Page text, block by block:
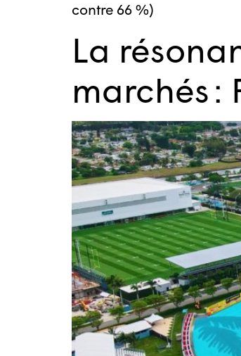
contre 66 %)
La
marchés :